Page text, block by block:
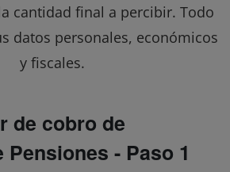
cantidad final a percibir. Todo
datos personales, económicos
y fiscales.